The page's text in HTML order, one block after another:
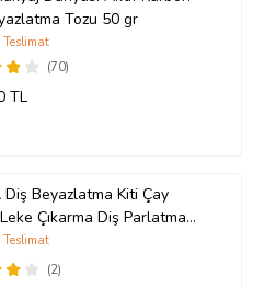
Tozu 50 gr
(70)
Teslimat
TL
Diş Beyazlatma Kiti Çay
Çıkarma Diş Parlatma
(2)
Teslimat